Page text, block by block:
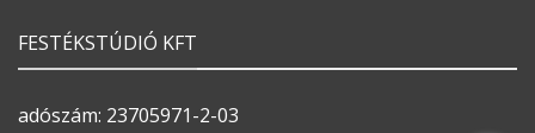
FESTÉKSTÚDIÓ KFT
adószám: 23705971-2-03